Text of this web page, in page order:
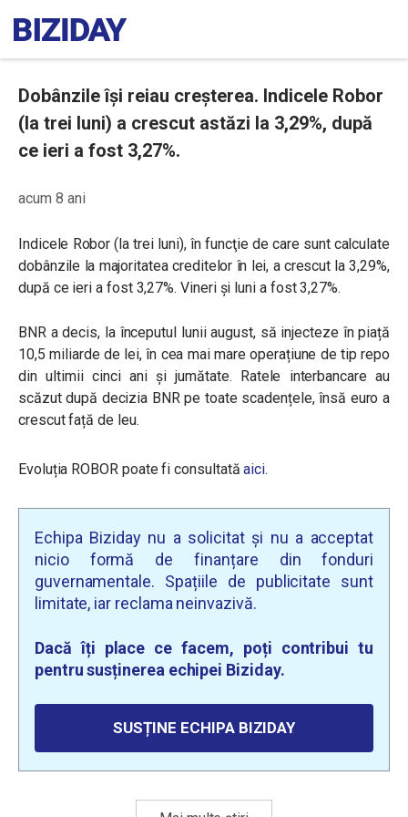
Dobânzile își reiau creșterea. Indicele Robor
(la trei luni) a crescut astăzi la 3,29%, după
ce ieri a fost 3,27%.
acum 8 ani
Indicele Robor (la trei luni), în funcţie de care sunt calculate
dobânzile la majoritatea creditelor în lei, a crescut la 3,29%,
după ce ieri a fost 3,27%. Vineri și luni a fost 3,27%.
BNR a decis, la începutul lunii august, să injecteze în piață
10,5 miliarde de lei, în cea mai mare operațiune de tip repo
din ultimii cinci ani și jumătate. Ratele interbancare au
scăzut după decizia BNR pe toate scadențele, însă euro a
crescut față de leu.
Evoluția ROBOR poate fi consultatăaici.
Echipa Biziday nu a solicitat și nu a acceptat
nicio formă de finanțare din fonduri
guvernamentale. Spațiile de publicitate sunt
limitate, iar reclama neinvazivă.
Dacă îți place ce facem, poți contribui tu
pentru susținerea echipei Biziday.
SUSȚINE ECHIPA BIZIDAY